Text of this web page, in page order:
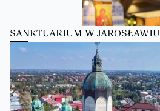
SANKTUARIUM W JAROSŁAWIU